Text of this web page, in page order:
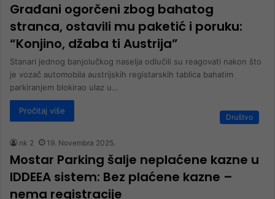
Građani ogorčeni zbog bahatog
stranca, ostavili mu paketić i poruku:
“Konjino, džaba ti Austrija”
Stanari jednog banjolučkog naselja odlučili su reagovati nakon što
je vozač automobila austrijskih registarskih tablica bahatim
parkiranjem blokirao ulaz u…
Pročitaj više
Društvo
nk 2 19. Novembra 2025.
Mostar Parking šalje neplaćene kazne u
IDDEEA sistem: Bez plaćene kazne –
nema registracije